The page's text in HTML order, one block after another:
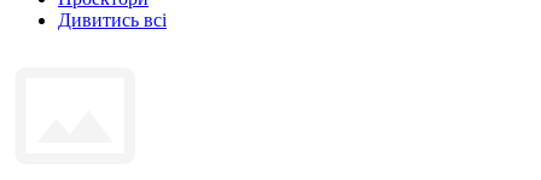
Дивитись всі